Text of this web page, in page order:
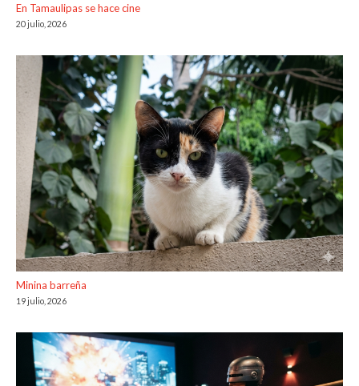
En Tamaulipas se hace cine
20 julio, 2026
Minina barreña
19 julio, 2026